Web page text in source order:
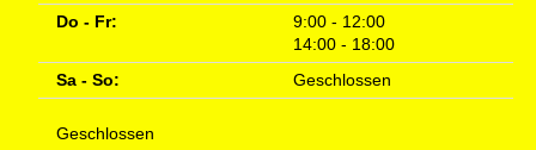
Do - Fr:
9:00 - 12:00
14:00 - 18:00
Sa - So:
Geschlossen
Geschlossen